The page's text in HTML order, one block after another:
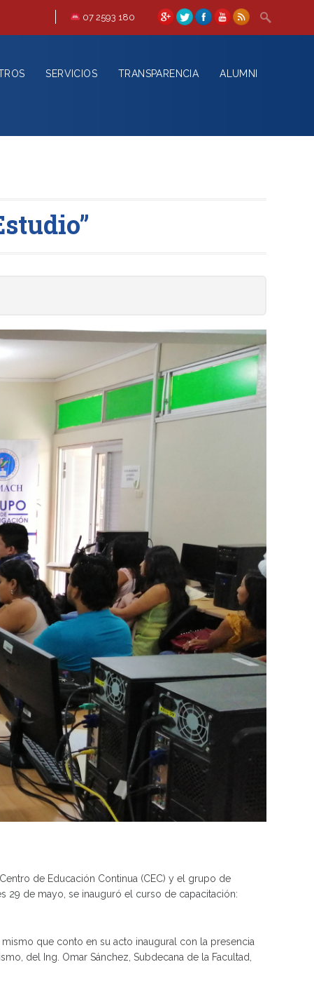
07 2593 180
SERVICIOS TRANSPARENCIA ALUMNI
de Educación Continua (CEC) y el grupo de
29 de mayo, se inauguró el curso de capacitación:
que conto en su acto inaugural con la presencia
del Ing. Omar Sánchez, Subdecana de la Facultad,